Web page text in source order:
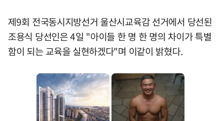
제9회 전국동시지방선거 울산시교육감 선거에서 당선된
조용식 당선인은 4일 "아이들 한 명 한 명의 차이가 특별
함이 되는 교육을 실현하겠다"며 이같이 밝혔다.